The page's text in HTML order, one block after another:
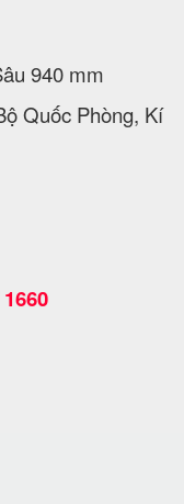
940 mm
Quốc Phòng, Kí